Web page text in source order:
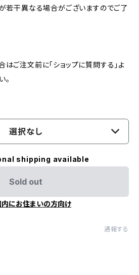
が若干異なる場合がございますのでご了
はご注文前に「ショップに質問する」よ
。
選択なし
shipping available
Sold out
内にお住まいの方向け
通報する